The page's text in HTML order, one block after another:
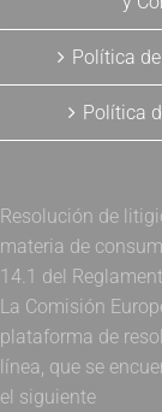
Política
Política
Resolución de
materia de
14.1 del
La Comisión
plataforma de
línea, que se
el siguiente